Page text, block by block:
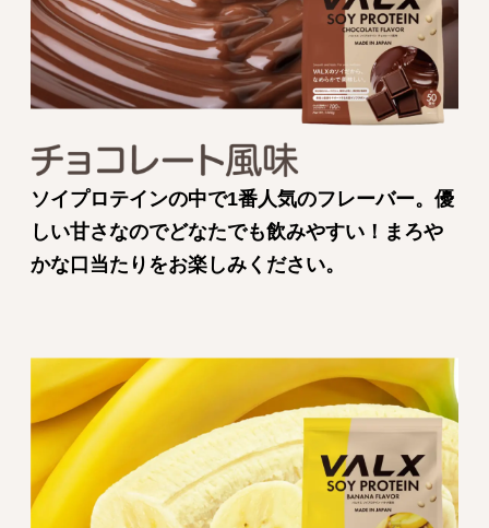
ソイプロテインの中で1番人気のフレーバー。優
しい甘さなのでどなたでも飲みやすい！まろや
かな口当たりをお楽しみください。